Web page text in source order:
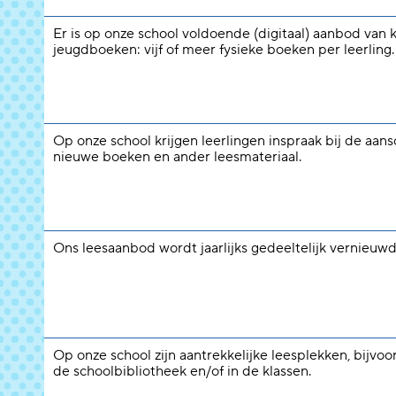
Er is op onze school voldoende (digitaal) aanbod van
jeugdboeken: vijf of meer fysieke boeken per leerling.
Op onze school krijgen leerlingen inspraak bij de
nieuwe boeken en ander leesmateriaal.
Ons leesaanbod wordt jaarlijks gedeeltelijk
Op onze school zijn aantrekkelijke leesplekken,
de schoolbibliotheek en/of in de klassen.